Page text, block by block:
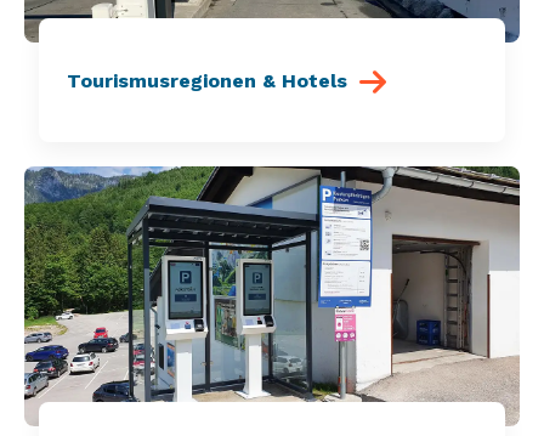
Tourismusregionen & Hotels